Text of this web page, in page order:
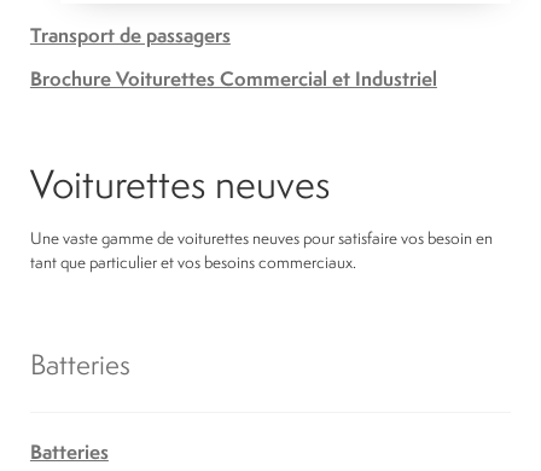
Transport de passagers
Brochure Voiturettes Commercial et Industriel
Voiturettes neuves
Une vaste gamme de voiturettes neuves pour satisfaire vos besoin en
tant que particulier et vos besoins commerciaux.
Batteries
Batteries